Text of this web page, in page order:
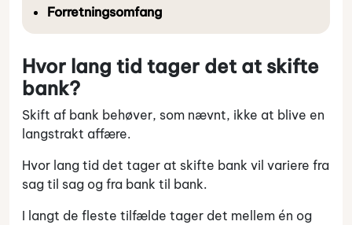
Forretningsomfang
Hvor lang tid tager det at skifte
bank?
Skift af bank behøver, som nævnt, ikke at blive en
langstrakt affære.
Hvor lang tid det tager at skifte bank vil variere fra
sag til sag og fra bank til bank.
I langt de fleste tilfælde tager det mellem én og